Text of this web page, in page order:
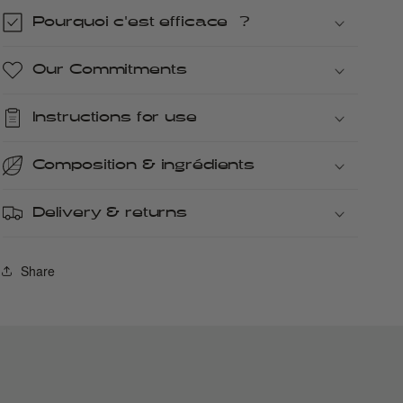
Pourquoi c'est efficace ?
Our Commitments
Instructions for use
Composition & ingrédients
Delivery & returns
Share